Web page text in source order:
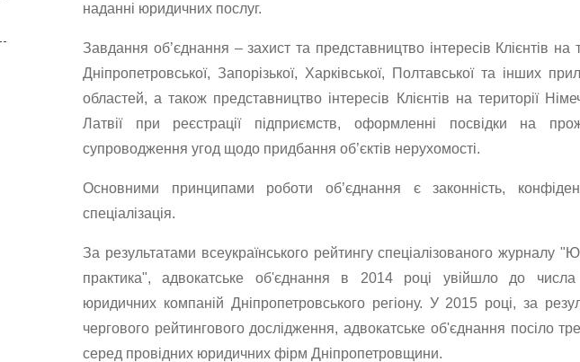
наданні юридичних послуг.
Завдання об’єднання – захист та представництво інтересів Клієнтів на
Дніпропетровської, Запорізької, Харківської, Полтавської та інших
областей, а також представництво інтересів Клієнтів на території
Латвії при реєстрації підприємств, оформленні посвідки на
супроводження угод щодо придбання об’єктів нерухомості.
Основними принципами роботи об’єднання є законність,
спеціалізація.
За результатами всеукраїнського рейтингу спеціалізованого журналу
практика", адвокатське об'єднання в 2014 році увійшло до
юридичних компаній Дніпропетровського регіону. У 2015 році, за
чергового рейтингового дослідження, адвокатське об'єднання посіло
серед провідних юридичних фірм Дніпропетровщини.